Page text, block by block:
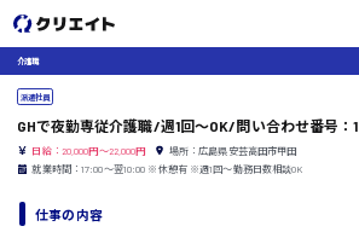
介護職
派遣社員
GHで夜勤専従介護職/週1回〜OK/問い合わせ番号：1
日給：20,000円～22,000円
場所：広島県安芸高田市甲田
就業時間：17:00〜翌10:00 ※休憩有 ※週1回〜勤務日数相談OK
仕事の内容